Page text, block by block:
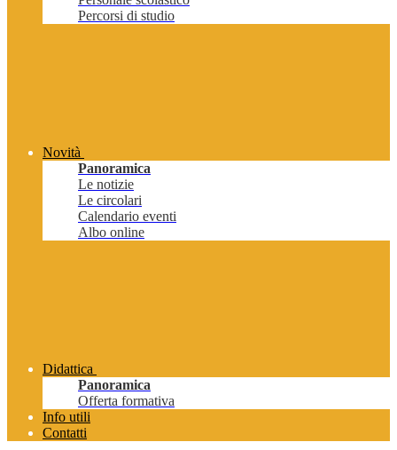
Percorsi di studio
Novità
Panoramica
Le notizie
Le circolari
Calendario eventi
Albo online
Didattica
Panoramica
Offerta formativa
Info utili
Contatti